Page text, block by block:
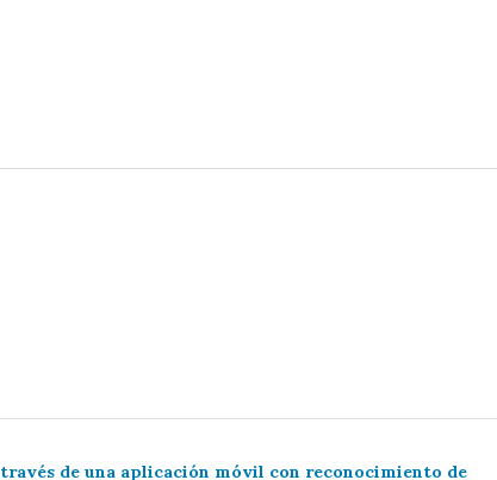
de una aplicación móvil con reconocimiento de